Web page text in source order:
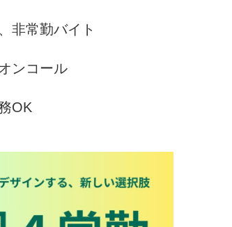
非常勤バイト
ンコール
OK